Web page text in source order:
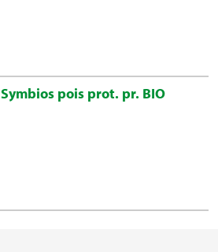
Symbios pois prot. pr. BIO